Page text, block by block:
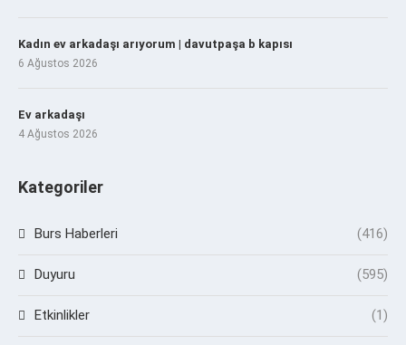
Kadın ev arkadaşı arıyorum | davutpaşa b kapısı
6 Ağustos 2026
Ev arkadaşı
4 Ağustos 2026
Kategoriler
Burs Haberleri (416)
Duyuru (595)
Etkinlikler (1)